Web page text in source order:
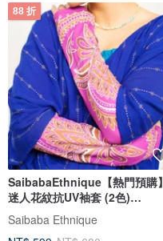
88 折
SaibabaEthnique【熱門預購】
迷人花紋抗UV袖套 (2色)
CAAP6202
Saibaba Ethnique